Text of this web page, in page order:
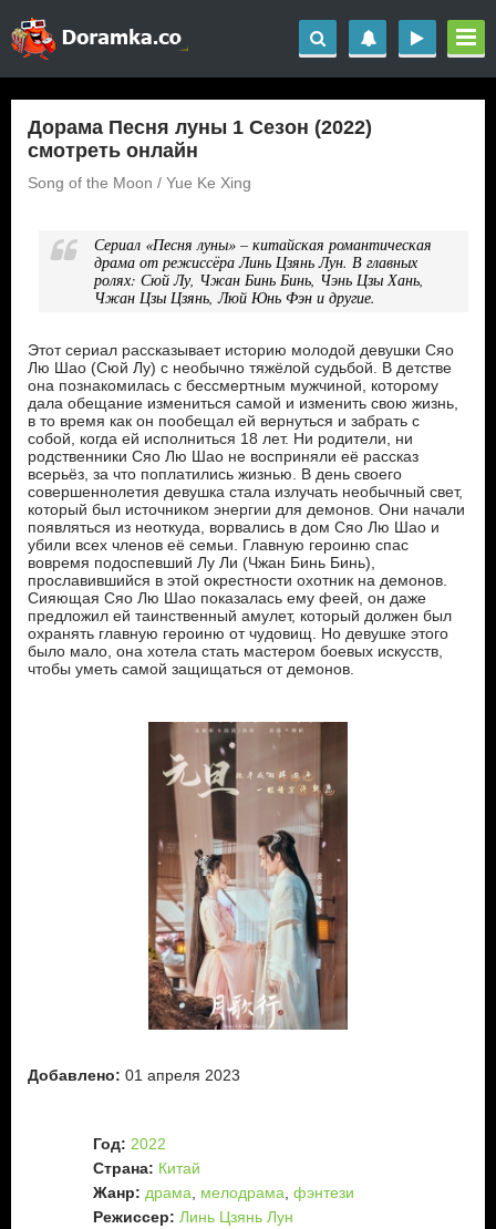
Дорама Песня луны 1 Сезон (2022)
смотреть онлайн
Song of the Moon / Yue Ke Xing
Сериал «Песня луны» – китайская романтическая
драма от режиссёра Линь Цзянь Лун. В главных
ролях: Сюй Лу, Чжан Бинь Бинь, Чэнь Цзы Хань,
Чжан Цзы Цзянь, Люй Юнь Фэн и другие.
Этот сериал рассказывает историю молодой девушки Сяо
Лю Шао (Сюй Лу) с необычно тяжёлой судьбой. В детстве
она познакомилась с бессмертным мужчиной, которому
дала обещание измениться самой и изменить свою жизнь,
в то время как он пообещал ей вернуться и забрать с
собой, когда ей исполниться 18 лет. Ни родители, ни
родственники Сяо Лю Шао не восприняли её рассказ
всерьёз, за что поплатились жизнью. В день своего
совершеннолетия девушка стала излучать необычный свет,
который был источником энергии для демонов. Они начали
появляться из неоткуда, ворвались в дом Сяо Лю Шао и
убили всех членов её семьи. Главную героиню спас
вовремя подоспевший Лу Ли (Чжан Бинь Бинь),
прославившийся в этой окрестности охотник на демонов.
Сияющая Сяо Лю Шао показалась ему феей, он даже
предложил ей таинственный амулет, который должен был
охранять главную героиню от чудовищ. Но девушке этого
было мало, она хотела стать мастером боевых искусств,
чтобы уметь самой защищаться от демонов.
Добавлено: 01 апреля 2023
Год: 2022
Страна: Китай
Жанр: драма мелодрама фэнтези
Режиссер: Линь Цзянь Лун